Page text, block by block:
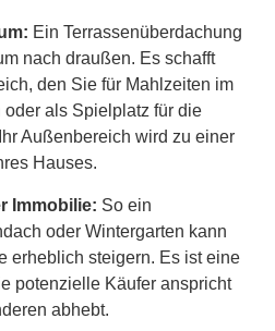
Ein Terrassenüberdachung
nach draußen. Es schafft
den Sie für Mahlzeiten im
als Spielplatz für die
Außenbereich wird zu einer
Hauses.
Immobilie: So ein
oder Wintergarten kann
erheblich steigern. Es ist eine
potenzielle Käufer anspricht
abhebt.